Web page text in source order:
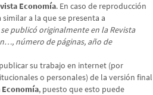
Economía. En caso de reproducción
a la que se presenta a
publicó originalmente en la Revista
número de páginas, año de
su trabajo en internet (por
o personales) de la versión final
Economía, puesto que esto puede